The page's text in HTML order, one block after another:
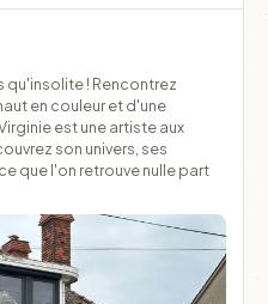
qu'insolite ! Rencontrez
en couleur et d'une
est une artiste aux
son univers, ses
que l'on retrouve nulle part